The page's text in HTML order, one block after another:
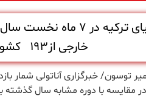
خارجی از۱۹۳ کشور سراسر جهان بوده است.